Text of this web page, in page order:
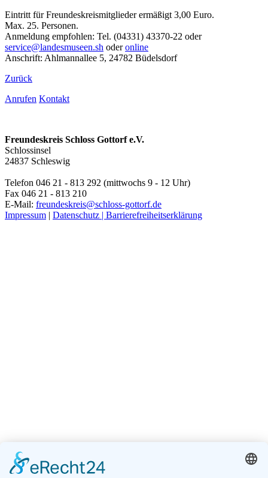
Eintritt für Freundeskreismitglieder ermäßigt 3,00 Euro.
Max. 25. Personen.
Anmeldung empfohlen: Tel. (04331) 43370-22 oder
service@landesmuseen.sh oderonline
Anschrift: Ahlmannallee 5, 24782 Büdelsdorf
Zurück
Anrufen Kontakt
Freundeskreis Schloss Gottorf e.V.
Schlossinsel
24837 Schleswig
Telefon 046 21 - 813 292 (mittwochs 9 - 12 Uhr)
Fax 046 21 - 813 210
E-Mail: freundeskreis@schloss-gottorf.de
Impressum | Datenschutz | Barrierefreiheitserklärung